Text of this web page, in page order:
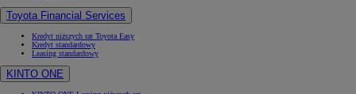
Toyota Financial Services
Kredyt niższych rat Toyota Easy
Kredyt standardowy
Leasing standardowy
KINTO ONE